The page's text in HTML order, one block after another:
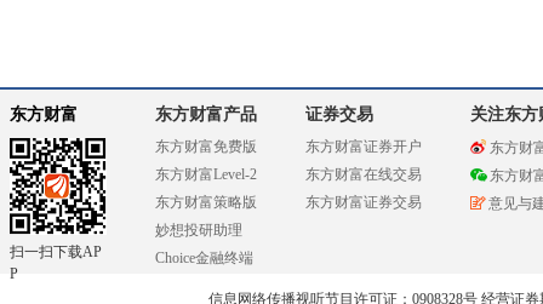
东方财富
扫一扫下载AP
P
东方财富产品
东方财富免费版
东方财富Level-2
东方财富策略版
妙想投研助理
Choice金融终端
证券交易
东方财富证券开户
东方财富在线交易
东方财富证券交易
关注东方
东方财
东方财
意见与
信息网络传播视听节目许可证：0908328号 经营证